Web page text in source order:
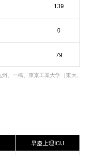
139
0
79
、一橋、東京工業大学（東大、
早慶上理ICU